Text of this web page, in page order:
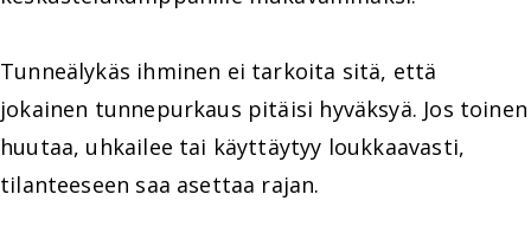
Tunneälykäs ihminen ei tarkoita sitä, että
jokainen tunnepurkaus pitäisi hyväksyä. Jos toinen
huutaa, uhkailee tai käyttäytyy loukkaavasti,
tilanteeseen saa asettaa rajan.